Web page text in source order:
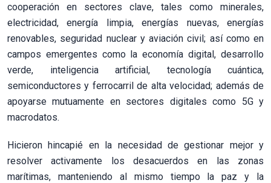
cooperación en sectores clave, tales como minerales,
electricidad, energía limpia, energías nuevas, energías
renovables, seguridad nuclear y aviación civil; así como en
campos emergentes como la economía digital, desarrollo
verde, inteligencia artificial, tecnología cuántica,
semiconductores y ferrocarril de alta velocidad; además de
apoyarse mutuamente en sectores digitales como 5G y
macrodatos.
Hicieron hincapié en la necesidad de gestionar mejor y
resolver activamente los desacuerdos en las zonas
marítimas, manteniendo al mismo tiempo la paz y la